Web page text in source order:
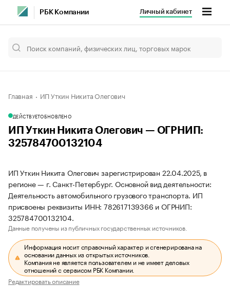
РБК Компании Личный кабинет
Главная ИП Уткин Никита Олегович
ДЕЙСТВУЕТОБНОВЛЕНО
ИП Уткин Никита Олегович — ОГРНИП:
325784700132104
ИП Уткин Никита Олегович зарегистрирован 22.04.2025, в
регионе — г. Санкт-Петербург. Основной вид деятельности:
Деятельность автомобильного грузового транспорта. ИП
присвоены реквизиты ИНН: 782617139366 и ОГРНИП:
325784700132104.
Данные получены из публичных государственных источников.
Информация носит справочный характер и сгенерирована на
основании данных из открытых источников.
Компания не является пользователем и не имеет деловых
отношений с сервисом РБК Компании.
Редактировать описание